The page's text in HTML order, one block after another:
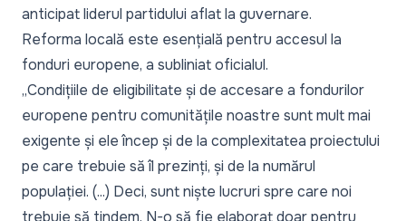
anticipat liderul partidului aflat la guvernare.
Reforma locală este esențială pentru accesul la
fonduri europene, a subliniat oficialul.
„Condițiile de eligibilitate și de accesare a fondurilor
europene pentru comunitățile noastre sunt mult mai
exigente și ele încep și de la complexitatea proiectului
pe care trebuie să îl prezinți, și de la numărul
populației. (...) Deci, sunt niște lucruri spre care noi